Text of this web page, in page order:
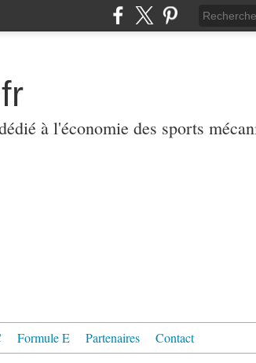
à l'économie des sports
Formule E Partenaires Contact